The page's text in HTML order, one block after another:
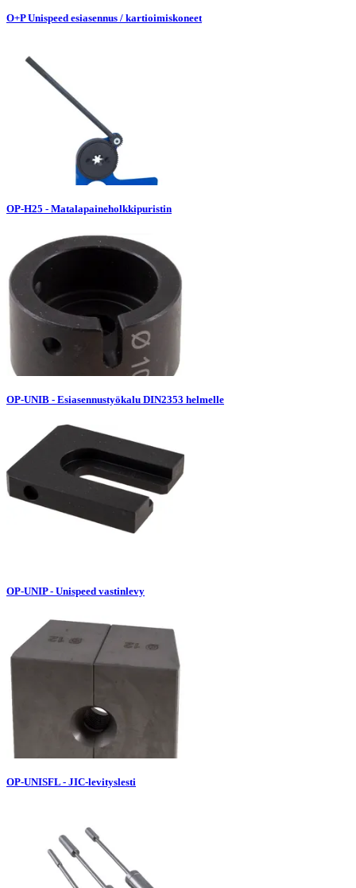
O+P Unispeed esiasennus / kartioimiskoneet
OP-H25 - Matalapaineholkkipuristin
OP-UNIB - Esiasennustyökalu DIN2353 helmelle
OP-UNIP - Unispeed vastinlevy
OP-UNISFL - JIC-levityslesti